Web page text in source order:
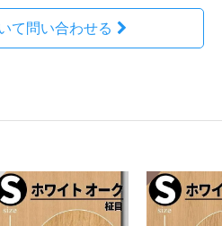
て問い合わせる